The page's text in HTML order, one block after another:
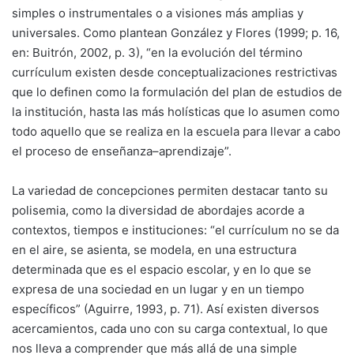
simples o instrumentales o a visiones más amplias y
universales. Como plantean González y Flores (1999; p. 16,
en: Buitrón, 2002, p. 3), “en la evolución del término
currículum existen desde conceptualizaciones restrictivas
que lo definen como la formulación del plan de estudios de
la institución, hasta las más holísticas que lo asumen como
todo aquello que se realiza en la escuela para llevar a cabo
el proceso de enseñanza–aprendizaje”.
La variedad de concepciones permiten destacar tanto su
polisemia, como la diversidad de abordajes acorde a
contextos, tiempos e instituciones: “el currículum no se da
en el aire, se asienta, se modela, en una estructura
determinada que es el espacio escolar, y en lo que se
expresa de una sociedad en un lugar y en un tiempo
específicos” (Aguirre, 1993, p. 71). Así existen diversos
acercamientos, cada uno con su carga contextual, lo que
nos lleva a comprender que más allá de una simple